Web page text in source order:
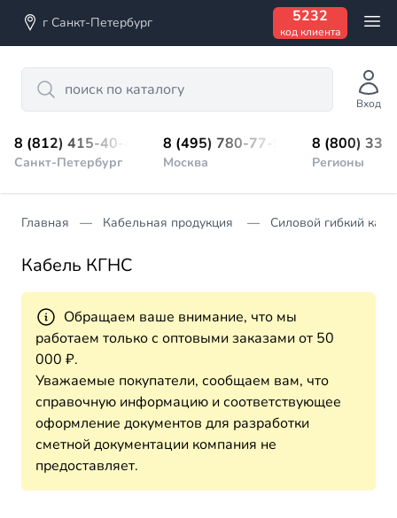
г Санкт-Петербург 5232
код клиента
Search
Вход
8 (812) 415-40-45
Санкт-Петербург
8 (495) 780-77-98
Москва
8 (800)
Регионы
Главная Кабельная продукция Силовой гибкий
Кабель КГНС
Обращаем ваше внимание, что мы
работаем только с оптовыми заказами от 50
000 ₽.
Уважаемые покупатели, сообщаем вам, что
справочную информацию и соответствующее
оформление документов для разработки
сметной документации компания не
предоставляет.